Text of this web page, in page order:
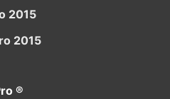
2015
2015
®